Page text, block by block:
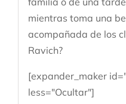
mientras toma una
acompañada de los
Ravich?
[expander_maker
less="Ocultar"]